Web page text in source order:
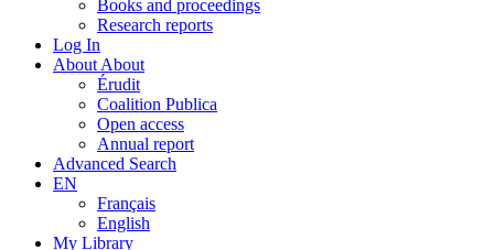
Books and proceedings
Research reports
Log In
About About
Érudit
Coalition Publica
Open access
Annual report
Advanced Search
EN
Français
English
My Library